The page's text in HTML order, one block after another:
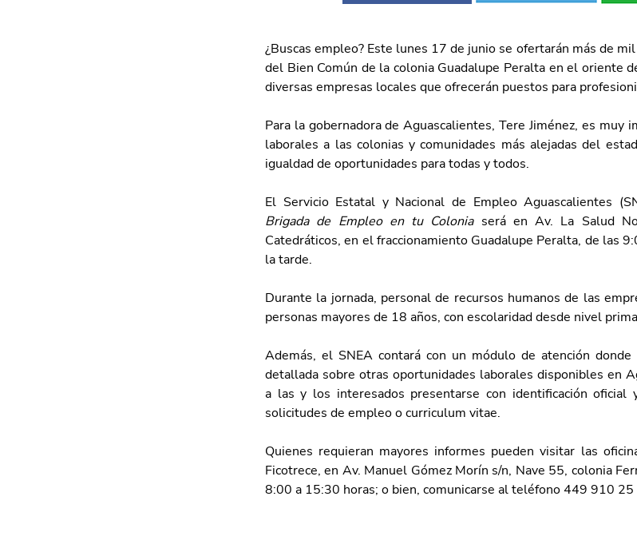
¿Buscas empleo? Este lunes 17 de junio se ofertarán más de
del Bien Común de la colonia Guadalupe Peralta en el oriente
diversas empresas locales que ofrecerán puestos para
Para la gobernadora de Aguascalientes, Tere Jiménez, es muy
laborales a las colonias y comunidades más alejadas del
igualdad de oportunidades para todas y todos.
Brigada de Empleo en tu Colonia será en Av. La Salud
Catedráticos, en el fraccionamiento Guadalupe Peralta, de las
la tarde.
Durante la jornada, personal de recursos humanos de las
personas mayores de 18 años, con escolaridad desde nivel
Además, el SNEA contará con un módulo de atención donde
detallada sobre otras oportunidades laborales disponibles en
a las y los interesados presentarse con identificación oficial
solicitudes de empleo o curriculum vitae.
Quienes requieran mayores informes pueden visitar las
Ficotrece, en Av. Manuel Gómez Morín s/n, Nave 55, colonia
8:00 a 15:30 horas; o bien, comunicarse al teléfono 449 910